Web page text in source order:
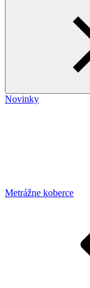
Novinky
Metrážne koberce